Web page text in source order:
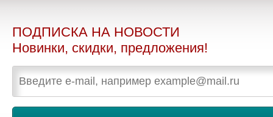
ПОДПИСКА НА НОВОСТИ
Новинки, скидки, предложения!